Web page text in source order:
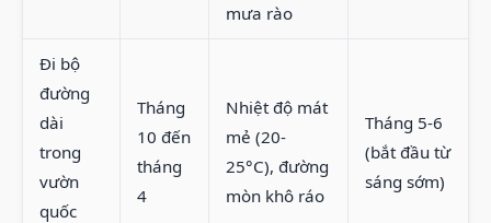
mưa rào
Đi bộ
đường
dài
trong
vườn
quốc
Tháng
10 đến
tháng
4
Nhiệt độ mát
mẻ (20-
25°C), đường
mòn khô ráo
Tháng 5-6
(bắt đầu từ
sáng sớm)